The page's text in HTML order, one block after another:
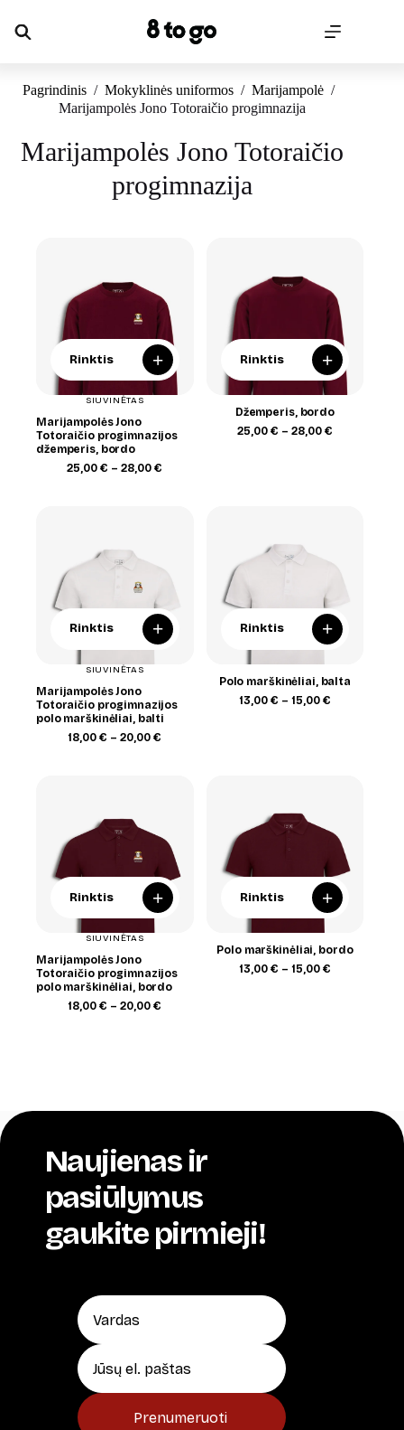
content
Pagrindinis / Mokyklinės uniformos / Marijampolė /
Marijampolės Jono Totoraičio progimnazija
Marijampolės Jono Totoraičio
progimnazija
Rinktis +
SIUVINĖTAS
Marijampolės Jono
Totoraičio progimnazijos
džemperis, bordo
25,00€ – 28,00€
Rinktis +
Džemperis, bordo
25,00 € – 28,00 €Price
Rinktis +
SIUVINĖTAS
Marijampolės Jono
Totoraičio progimnazijos
polo marškinėliai, balti
18,00€ – 20,00€
Rinktis +
Polo marškinėliai, balta
13,00 € – 15,00 €Price
Rinktis +
SIUVINĖTAS
Marijampolės Jono
Totoraičio progimnazijos
polo marškinėliai, bordo
18,00€ – 20,00€
Rinktis +
Polo marškinėliai, bordo
13,00 € – 15,00 €Price
Naujienas ir
pasiūlymus
gaukite pirmieji!
Prenumeruoti